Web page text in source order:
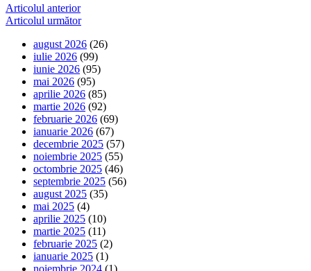
Navigare
în
articole
Articolul anterior
Articolul următor
august 2026 (26)
iulie 2026 (99)
iunie 2026 (95)
mai 2026 (95)
aprilie 2026 (85)
martie 2026 (92)
februarie 2026 (69)
ianuarie 2026 (67)
decembrie 2025 (57)
noiembrie 2025 (55)
octombrie 2025 (46)
septembrie 2025 (56)
august 2025 (35)
mai 2025 (4)
aprilie 2025 (10)
martie 2025 (11)
februarie 2025 (2)
ianuarie 2025 (1)
noiembrie 2024 (1)